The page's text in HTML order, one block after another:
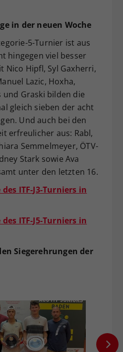
in der neuen Woche
5-Turnier ist aus
hingegen viel besser
Nico Hipfl, Syl Gaxherri,
Lazic, Hoxha,
und Graski bilden die
gleich sieben der acht
Und auch bei den
erfreulicher aus: Rabl,
Semmelmeyer, ÖTV-
Stark sowie Ava
unter den letzten 16.
ITF-J3-Turniers in
ITF-J5-Turniers in
Siegerehrungen der